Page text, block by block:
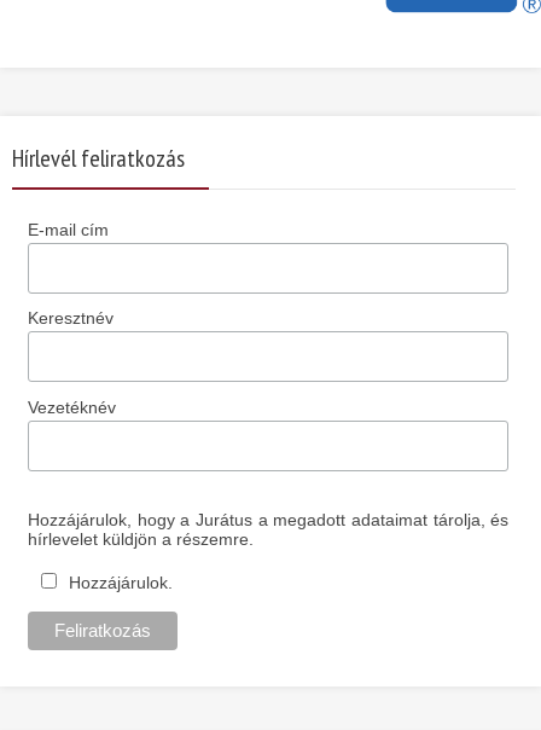
Hírlevél feliratkozás
E-mail cím
Keresztnév
Vezetéknév
Hozzájárulok, hogy a Jurátus a megadott adataimat tárolja, és
hírlevelet küldjön a részemre.
Hozzájárulok.